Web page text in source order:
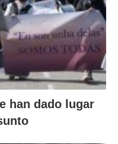
han dado lugar